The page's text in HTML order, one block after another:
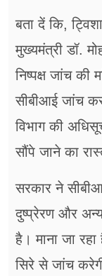
बता दें कि,
मुख्यमंत्री डॉ.
निष्पक्ष जांच की
सीबीआई जांच
विभाग की
सौंपे जाने का
सरकार ने
दुष्प्रेरण और
है। माना जा
सिरे से जांच